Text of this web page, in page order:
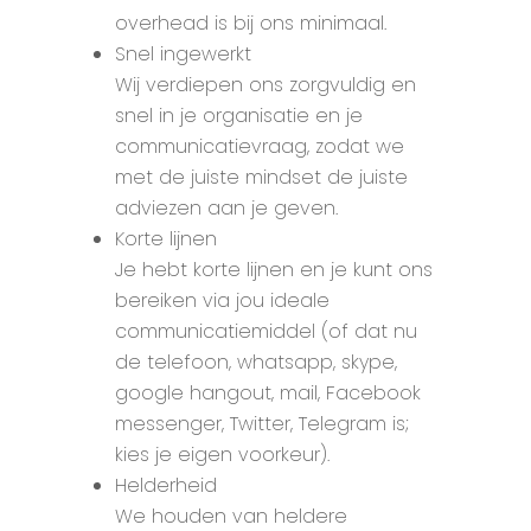
overhead is bij ons minimaal.
Snel ingewerkt
Wij verdiepen ons zorgvuldig en
snel in je organisatie en je
communicatievraag, zodat we
met de juiste mindset de juiste
adviezen aan je geven.
Korte lijnen
Je hebt korte lijnen en je kunt ons
bereiken via jou ideale
communicatiemiddel (of dat nu
de telefoon, whatsapp, skype,
google hangout, mail, Facebook
messenger, Twitter, Telegram is;
kies je eigen voorkeur).
Helderheid
We houden van heldere